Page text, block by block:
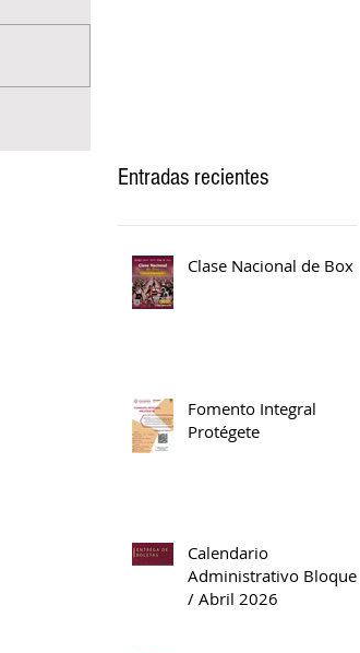
Entradas recientes
Clase Nacional de Box
Fomento Integral
Protégete
Calendario
Administrativo Bloque II
/ Abril 2026